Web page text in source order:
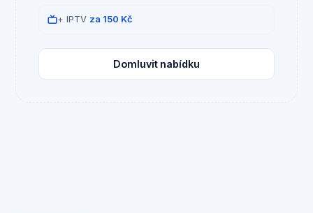
+ IPTV za 150 Kč
Domluvit nabídku